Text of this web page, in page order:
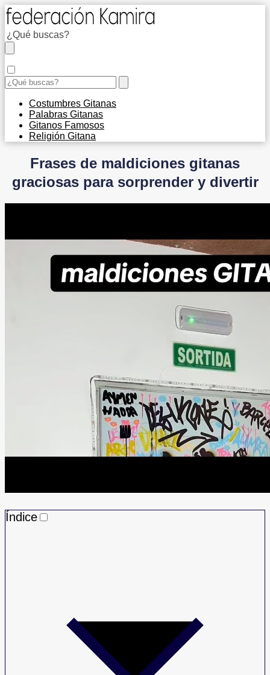
Costumbres Gitanas
Palabras Gitanas
Gitanos Famosos
Religión Gitana
Frases de maldiciones gitanas
graciosas para sorprender y divertir
Índice